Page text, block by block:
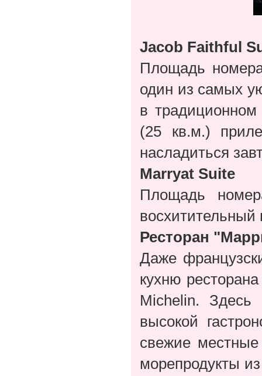
Jacob Faithful
Площадь
один из самых
в традиционном
(25 кв.м.)
насладиться
Marryat Suite
Площадь
Ресторан
Даже
кухню
Michelin. Здесь
высокой
свежие
морепродукты